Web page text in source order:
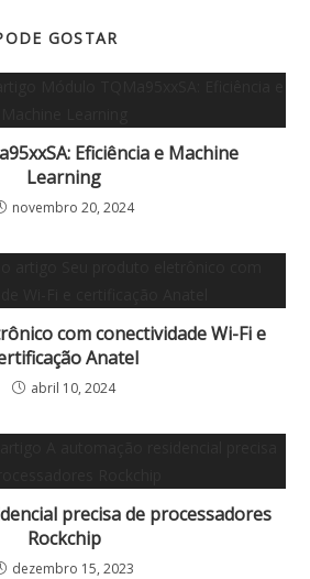
GOSTAR
Eficiência e Machine
Learning
novembro 20, 2024
com conectividade Wi-Fi e
Anatel
abril 10, 2024
precisa de processadores
Rockchip
dezembro 15, 2023